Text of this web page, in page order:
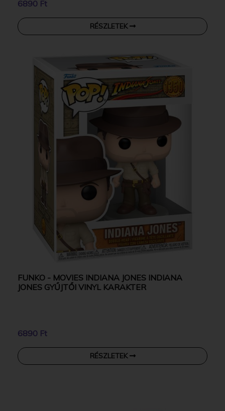
6890 Ft
RÉSZLETEK
FUNKO - MOVIES INDIANA JONES INDIANA
JONES GYŰJTŐI VINYL KARAKTER
6890 Ft
RÉSZLETEK